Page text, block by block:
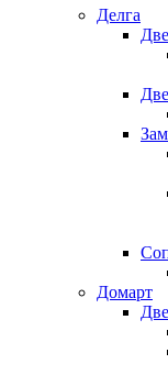
Делга
Домарт